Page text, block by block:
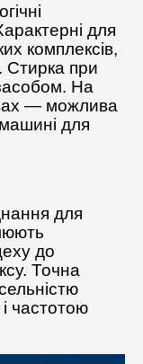
для
комплексів,
при
На
— можлива
для
для
до
Точна
частотою